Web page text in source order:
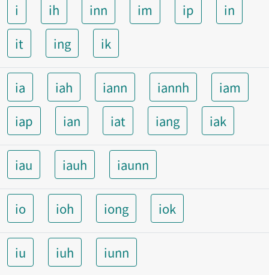
i ih inn im ip
in
it
ing ik
ia iah iann iannh
iam
iap
ian iat iang iak
iau iauh iaunn
io ioh iong iok
iu iuh iunn